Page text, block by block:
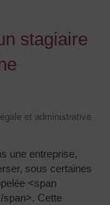
stagiaire
et administrative
une entreprise,
sous certaines
<span
span>. Cette